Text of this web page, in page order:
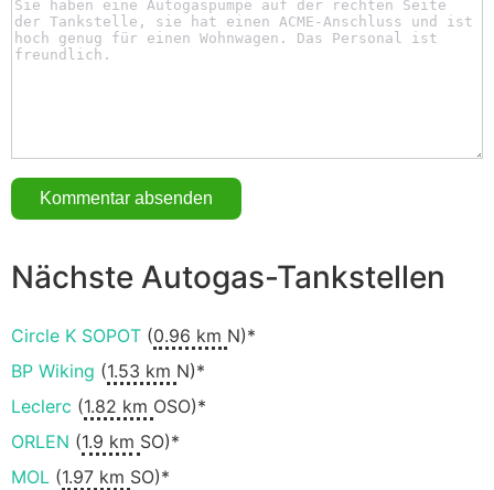
Nächste Autogas-Tankstellen
Circle K SOPOT (0.96 km N)*
BP Wiking (1.53 km N)*
Leclerc (1.82 km OSO)*
ORLEN (1.9 km SO)*
MOL (1.97 km SO)*